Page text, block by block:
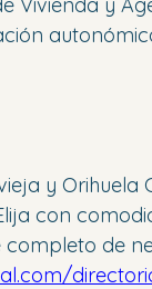
y Orihuela
con
de